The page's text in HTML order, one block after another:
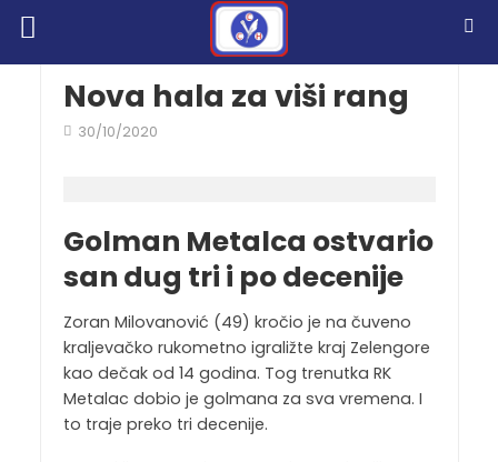
Nova hala za viši rang
30/10/2020
Golman Metalca ostvario
san dug tri i po decenije
Zoran Milovanović (49) kročio je na čuveno
kraljevačko rukometno igraližte kraj Zelengore
kao dečak od 14 godina. Tog trenutka RK
Metalac dobio je golmana za sva vremena. I
to traje preko tri decenije.